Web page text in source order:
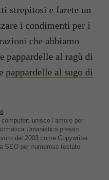
strepitosi e farete un
i condimenti per i
che abbiamo
pappardelle al ragù di
pappardelle al sugo di
unisco l’amore per
Umanistica presso
dal 2003 come Copywriter
SEO per numerose testate